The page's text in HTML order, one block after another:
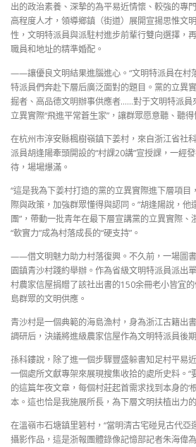
出的政治素養、深摯的為平易近情懷、較強的專
高程度人才，領導鄉鎮（街道）展開宣揚思惟文
性，文明特派員與派駐村進步前輩行雙向選擇，
職員和地址的精準婚配。
——讓優良文明結果進腦進心。“文明特派員在村
特派員們奔赴下層后廣泛面對的題目。黨的立異
掘者、高品德文明辦事供應者……對于文明特派員
立異實際“飛進平常蒼生家”，讓群眾愿意聽、聽得
在杭州市淳安縣楓樹嶺鎮下姜村，來自浙江省社
派員胡逢陽牽頭開設的“村課20講”宣授課，一經
待，場場爆滿。
“這是我為下姜村打造的黨的立異實際進下層項
際與政策，加強群眾懂得與認同。”胡逢陽說，他
團”，帶動一批青年在最下層宣講黨的立異實際
“軟實力”成為村落成長的“硬支持”。
——借文明魅力助力村落復興。不久前，一場圖
園鎮青沙村踐約舉辦。作為省級文明特派員派出
村農家信屋捐贈了該社出書的150余冊老小皆宜
島群眾的文明供應。
青沙村是一個典範的海島漁村，身為浙江古籍出
調研后，決議將進級農家信屋作為文明特派員後
孫科鏤說，除了進一個步驟豐盛躲書知足村平易
一個處所文獻專架來展現搜集收拾的處所史料。
的這篇年夜文章，每個村莊起首需求找到本身的‘
本。這也恰是我施展所長，為下層文明扶植出力
在溫嶺市石塘鎮里箬村，“當明清古宅碰見古代亞
攝影作品，這是浙報團體錄像記憶部記者朱海偉